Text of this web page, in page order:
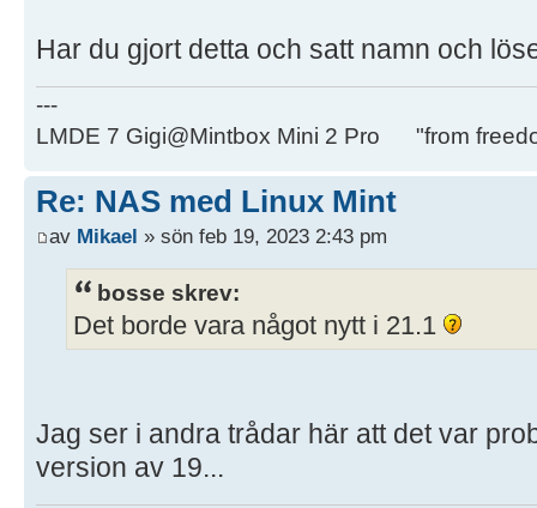
Har du gjort detta och satt namn och
---
LMDE 7 Gigi@Mintbox Mini 2 Pro "from
Re: NAS med Linux Mint
av Mikael » sön feb 19, 2023 2:43 pm
bosse skrev:
Det borde vara något nytt i 21.1
Jag ser i andra trådar här att det var
version av 19...